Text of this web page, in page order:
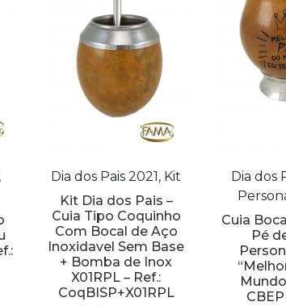
Dia dos Pais 2021, Kit
Kit Dia dos Pais –
Cuia Tipo Coquinho
Com Bocal de Aço
Inoxidavel Sem Base
+ Bomba de Inox
X01RPL – Ref.:
CoqBISP+X01RPL
Dia dos
Cuia
Pé